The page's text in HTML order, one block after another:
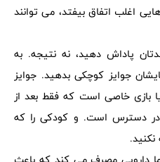
اغلب اتفاق بیفتد، می توانند
پاداش دهید، نه نتیجه. به
جوایز کوچکی بدهید. جوایز
بازی خاصی است که فقط بعد از
در دسترس است. و کودکی را که